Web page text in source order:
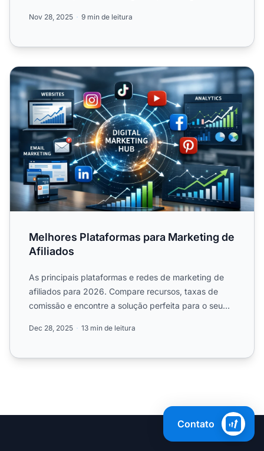
Nov 28, 2025 9 min de leitura
Melhores Plataformas para Marketing de Afiliados
Melhores Plataformas para Marketing de
Afiliados
As principais plataformas e redes de marketing de
afiliados para 2026. Compare recursos, taxas de
comissão e encontre a solução perfeita para o seu
Dec 28, 2025 13 min de leitura
Contato